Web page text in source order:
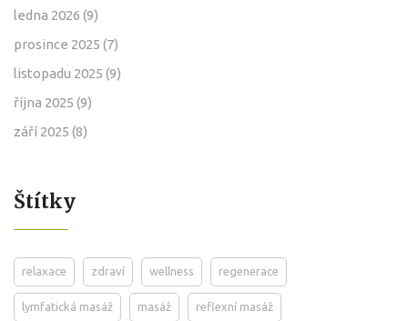
ledna 2026 (9)
prosince 2025 (7)
listopadu 2025 (9)
října 2025 (9)
září 2025 (8)
Štítky
relaxace zdraví wellness regenerace
lymfatická masáž masáž reflexní masáž